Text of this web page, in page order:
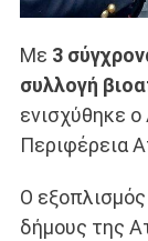
Με 3
συλλογή
ενισχύθηκε
Περιφέρεια
Ο
δήμους της